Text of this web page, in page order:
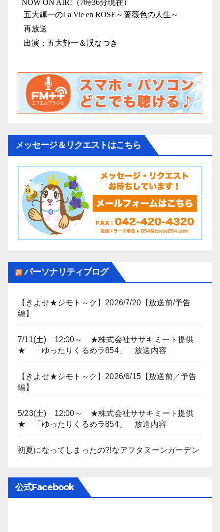
メッセージ＆リクエストはこちら
パーソナリティブログ
【きよせ★ジモト～ク】2026/7/20【放送前/予告
編】
7/11(土) 12:00～ ★株式会社ササキミート提供
★ 「ゆったりくるめラ854」 放送内容
【きよせ★ジモト～ク】2026/6/15【放送前／予告
編】
5/23(土) 12:00～ ★株式会社ササキミート提供
★ 「ゆったりくるめラ854」 放送内容
初夏になってしまったの?!なアフタヌーンガーデン
公式Facebook